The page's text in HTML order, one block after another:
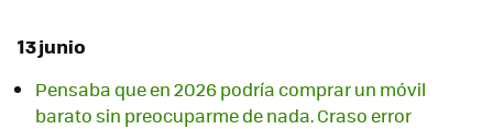
13 junio
Pensaba que en 2026 podría comprar un móvil
barato sin preocuparme de nada. Craso error